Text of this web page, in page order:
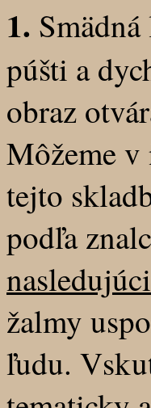
1.
púšti a
obraz
Môžeme
tejto
podľa
žalmy
ľudu.